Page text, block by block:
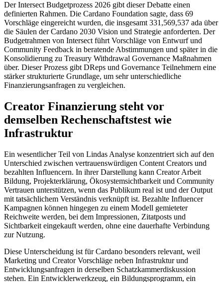
Der Intersect Budgetprozess 2026 gibt dieser Debatte einen
definierten Rahmen. Die Cardano Foundation sagte, dass 69
Vorschläge eingereicht wurden, die insgesamt 331,569,537 ada über
die Säulen der Cardano 2030 Vision und Strategie anforderten. Der
Budgetrahmen von Intersect führt Vorschläge von Entwurf und
Community Feedback in beratende Abstimmungen und später in die
Konsolidierung zu Treasury Withdrawal Governance Maßnahmen
über. Dieser Prozess gibt DReps und Governance Teilnehmern eine
stärker strukturierte Grundlage, um sehr unterschiedliche
Finanzierungsanfragen zu vergleichen.
Creator Finanzierung steht vor
demselben Rechenschaftstest wie
Infrastruktur
Ein wesentlicher Teil von Lindas Analyse konzentriert sich auf den
Unterschied zwischen vertrauenswürdigen Content Creators und
bezahlten Influencern. In ihrer Darstellung kann Creator Arbeit
Bildung, Projekterklärung, Ökosystemsichtbarkeit und Community
Vertrauen unterstützen, wenn das Publikum real ist und der Output
mit tatsächlichem Verständnis verknüpft ist. Bezahlte Influencer
Kampagnen können hingegen zu einem Modell gemieteter
Reichweite werden, bei dem Impressionen, Zitatposts und
Sichtbarkeit eingekauft werden, ohne eine dauerhafte Verbindung
zur Nutzung.
Diese Unterscheidung ist für Cardano besonders relevant, weil
Marketing und Creator Vorschläge neben Infrastruktur und
Entwicklungsanfragen in derselben Schatzkammerdiskussion
stehen. Ein Entwicklerwerkzeug, ein Bildungsprogramm, ein